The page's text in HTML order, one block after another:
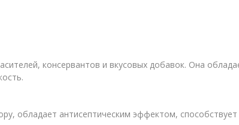
консервантов и вкусовых добавок. Она
обладает антисептическим эффектом,